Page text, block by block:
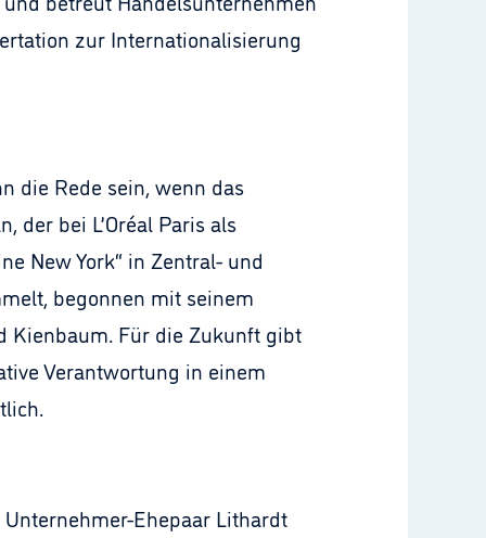
zur Internationalisierung
die Rede sein, wenn das
der bei L’Oréal Paris als
New York“ in Zentral- und
begonnen mit seinem
Kienbaum. Für die Zukunft gibt
Verantwortung in einem
Ehepaar Lithardt